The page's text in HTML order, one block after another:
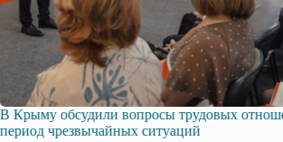
В Крыму обсудили вопросы трудовых
период чрезвычайных ситуаций